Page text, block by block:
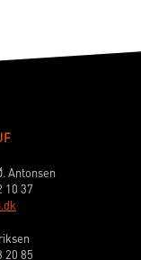
Antonsen
10 37
20 85